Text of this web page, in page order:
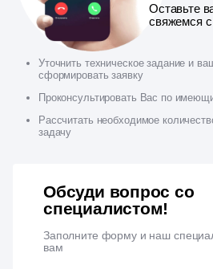
Оставьте
свяжемся
Уточнить техническое задание и
сформировать заявку
Проконсультировать Вас по
Рассчитать необходимое
задачу
Обсуди вопрос со
специалистом!
Заполните форму и наш
вам